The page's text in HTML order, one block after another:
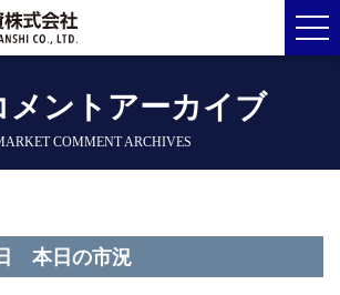
メントアーカイブ
COMMENT ARCHIVES
本日の市況